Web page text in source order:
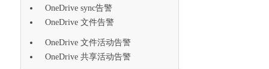
OneDrive sync告警
OneDrive 文件告警
OneDrive 文件活动告警
OneDrive 共享活动告警